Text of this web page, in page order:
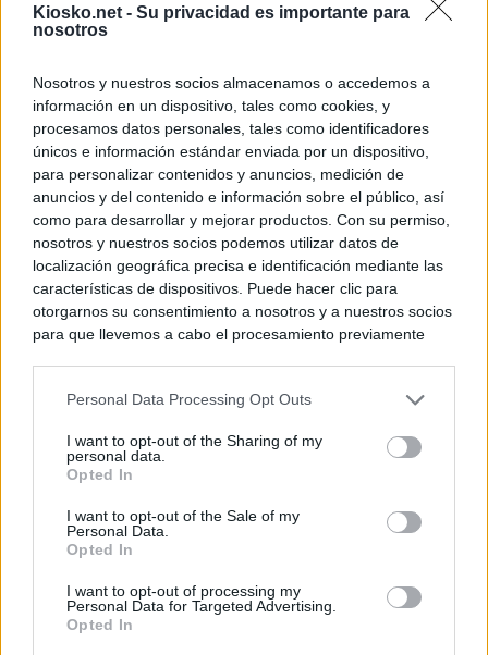
Kiosko.net - Su privacidad es importante para
nosotros
Nosotros y nuestros socios almacenamos o accedemos a
información en un dispositivo, tales como cookies, y
procesamos datos personales, tales como identificadores
únicos e información estándar enviada por un dispositivo,
para personalizar contenidos y anuncios, medición de
anuncios y del contenido e información sobre el público, así
como para desarrollar y mejorar productos. Con su permiso,
nosotros y nuestros socios podemos utilizar datos de
localización geográfica precisa e identificación mediante las
características de dispositivos. Puede hacer clic para
otorgarnos su consentimiento a nosotros y a nuestros socios
para que llevemos a cabo el procesamiento previamente
negar su consentimiento. Tenga en cuenta que algún
de su consentimiento, pero usted tiene el derecho de
rechazar tal procesamiento. Sus preferencias se aplicarán
cualquier momento entrando de nuevo en este sitio web o
visitando nuestra política de privacidad.
Personal Data Processing Opt Outs
I want to opt-out of the Sharing of my
personal data.
Opted In
I want to opt-out of the Sale of my
Personal Data.
Opted In
I want to opt-out of processing my
Personal Data for Targeted Advertising.
Opted In